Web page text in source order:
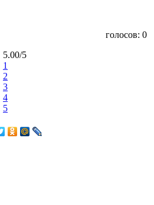
голосов: 0
5.00/5
1
2
3
4
5